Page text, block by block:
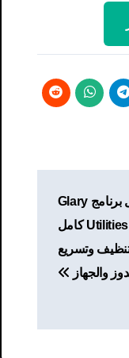
تحميل برنامج Glary
Utilities Pro كامل
وتسريع
والجهاز